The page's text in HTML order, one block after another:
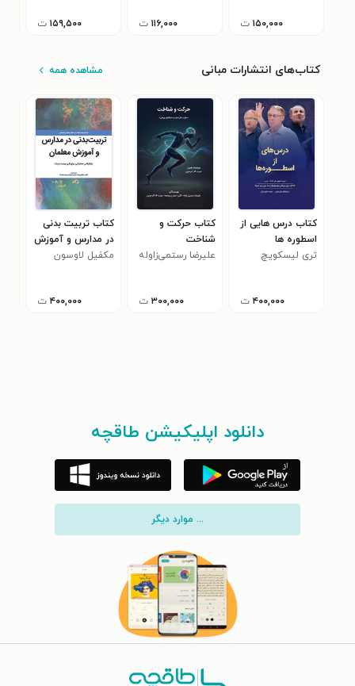
۱۵۰,۰۰۰ ت ۱۱۶,۰۰۰ ت ۱۵۹,۵۰۰ ت
کتاب‌های انتشارات مبانی مشاهده همه
کتاب ‌‫درس‌ هایی از
اسطوره‌ ها‬‌‫
تری لیسکویچ
۴۰۰,۰۰۰ ت
کتاب حرکت و
شناخت
علیرضا رستمی‌زاوله
۳۰۰,۰۰۰ ت
کتاب تربیت‌ بدنی
در مدارس و آموزش
معلمان
مکفیل لاوسون
۴۰۰,۰۰۰ ت
دانلود اپلیکیشن طاقچه
... موارد دیگر